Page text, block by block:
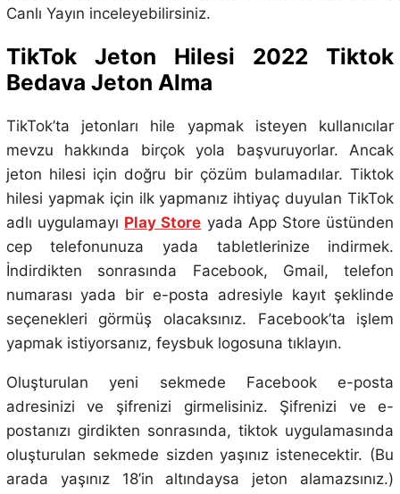
Canlı Yayın inceleyebilirsiniz.
TikTok Jeton Hilesi 2022 Tiktok
Bedava Jeton Alma
TikTok’ta jetonları hile yapmak isteyen kullanıcılar
mevzu hakkında birçok yola başvuruyorlar. Ancak
jeton hilesi için doğru bir çözüm bulamadılar. Tiktok
hilesi yapmak için ilk yapmanız ihtiyaç duyulan TikTok
adlı uygulamayı Play Store yada App Store üstünden
cep telefonunuza yada tabletlerinize indirmek.
İndirdikten sonrasında Facebook, Gmail, telefon
numarası yada bir e-posta adresiyle kayıt şeklinde
seçenekleri görmüş olacaksınız. Facebook’ta işlem
yapmak istiyorsanız, feysbuk logosuna tıklayın.
Oluşturulan yeni sekmede Facebook e-posta
adresinizi ve şifrenizi girmelisiniz. Şifrenizi ve e-
postanızı girdikten sonrasında, tiktok uygulamasında
oluşturulan sekmede sizden yaşınız istenecektir. (Bu
arada yaşınız 18’in altındaysa jeton alamazsınız.)